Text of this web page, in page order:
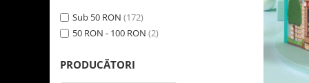
Sub 50 RON (172)
50 RON - 100 RON (2)
PRODUCĂTORI